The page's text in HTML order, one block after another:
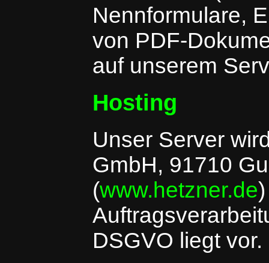
Nennformulare,
von PDF-
auf unserem
Hosting
Unser Server
GmbH, 91710
(www.hetzner.de
DSGVO liegt vor.